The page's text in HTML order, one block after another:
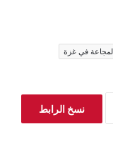
في غزة
نسخ الرابط